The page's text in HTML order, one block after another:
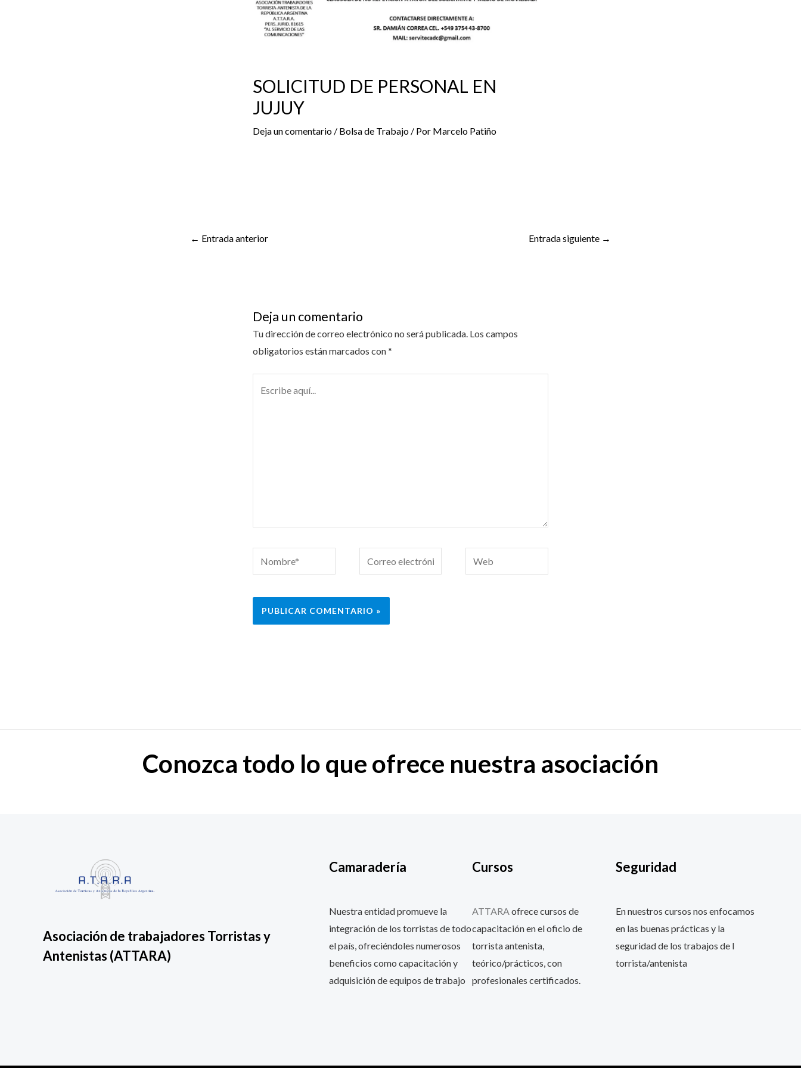
SOLICITUD DE PERSONAL EN
JUJUY
Deja un comentario / Bolsa de Trabajo/ Por Marcelo Patiño
← Entrada anterior Entrada siguiente →
Deja un comentario
Tu dirección de correo electrónico no será publicada. Los campos
obligatorios están marcados con*
Nombre*
Correo
electrónico*
Web
Conozca todo lo que ofrece nuestra asociación
Asociación de trabajadores Torristas y
Antenistas (ATTARA)
Camaradería
Nuestra entidad promueve la
integración de los torristas de todo
el país, ofreciéndoles numerosos
beneficios como capacitación y
adquisición de equipos de trabajo
Cursos
ATTARAofrece cursos de
capacitación en el oficio de
torrista antenista,
teórico/prácticos, con
profesionales certificados.
Seguridad
En nuestros cursos nos enfocamos
en las buenas prácticas y la
seguridad de los trabajos de l
torrista/antenista